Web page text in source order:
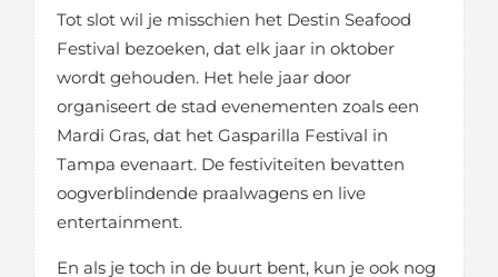
Tot slot wil je misschien het Destin Seafood
Festival bezoeken, dat elk jaar in oktober
wordt gehouden. Het hele jaar door
organiseert de stad evenementen zoals een
Mardi Gras, dat het Gasparilla Festival in
Tampa evenaart. De festiviteiten bevatten
oogverblindende praalwagens en live
entertainment.
En als je toch in de buurt bent, kun je ook nog